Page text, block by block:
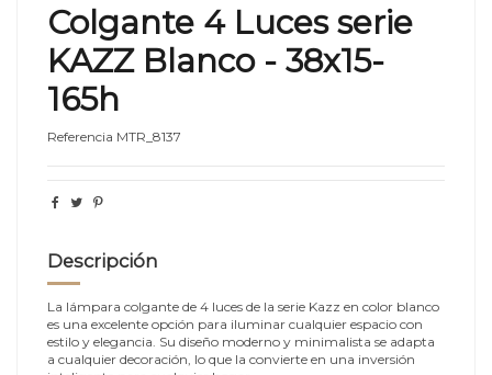
Colgante 4 Luces serie
KAZZ Blanco - 38x15-
165h
Referencia MTR_8137
Descripción
La lámpara colgante de 4 luces de la serie Kazz en color blanco
es una excelente opción para iluminar cualquier espacio con
estilo y elegancia. Su diseño moderno y minimalista se adapta
a cualquier decoración, lo que la convierte en una inversión